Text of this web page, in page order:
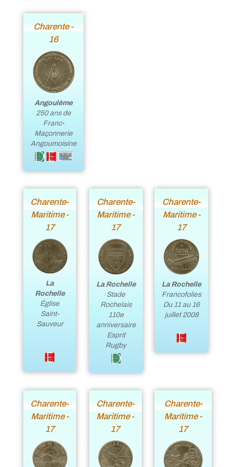
Charente -
16
Angoulème
250 ans de
Franc-
Maçonnerie
Angoumoisine
Charente-
Maritime -
17
La
Rochelle
Église
Saint-
Sauveur
Charente-
Maritime -
17
La Rochelle
Stade
Rochelais
110e
anniversaire
Esprit
Rugby
Charente-
Maritime -
17
La Rochelle
Francofolies
Du 11 au 16
juillet 2008
Charente-
Maritime -
17
Charente-
Maritime -
17
Charente-
Maritime -
17